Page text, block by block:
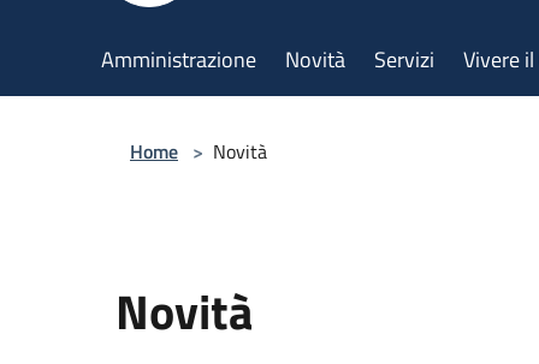
Amministrazione Novità Servizi Vivere
Home > Novità
Novità